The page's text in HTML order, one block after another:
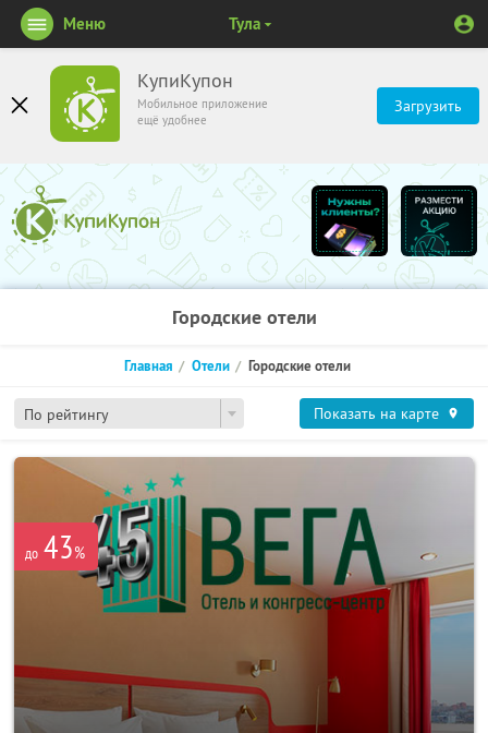
КупиКупон
Мобильное приложение
ещё удобнее
Загрузить
Меню Тула
Городские отели
По рейтингу
Главная Отели Городские отели
Показать на карте
до 43%